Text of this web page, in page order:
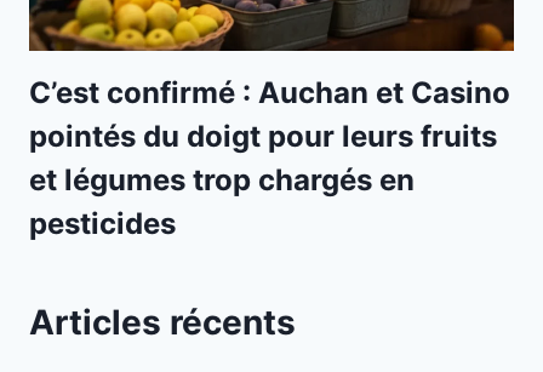
C’est confirmé : Auchan et Casino
pointés du doigt pour leurs fruits
et légumes trop chargés en
pesticides
Articles récents